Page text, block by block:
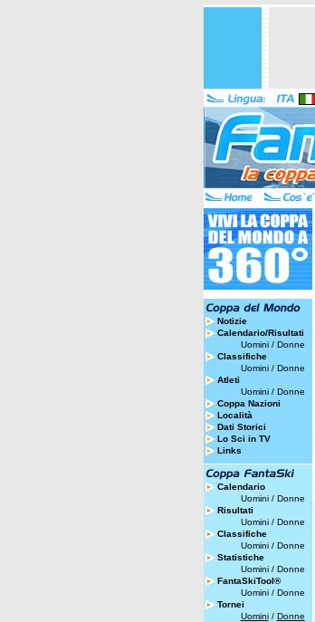
Notizie
Calendario/Risultati
Uomini/ Donne
Classifiche
Uomini/ Donne
Atleti
Uomini/ Donne
Coppa Nazioni
Località
Dati Storici
Lo Sci in TV
Links
Calendario
Uomini/ Donne
Risultati
Uomini/ Donne
Classifiche
Uomini/ Donne
Statistiche
Uomini/ Donne
FantaSkiTool®
Uomini/ Donne
Tornei
Uomini/ Donne